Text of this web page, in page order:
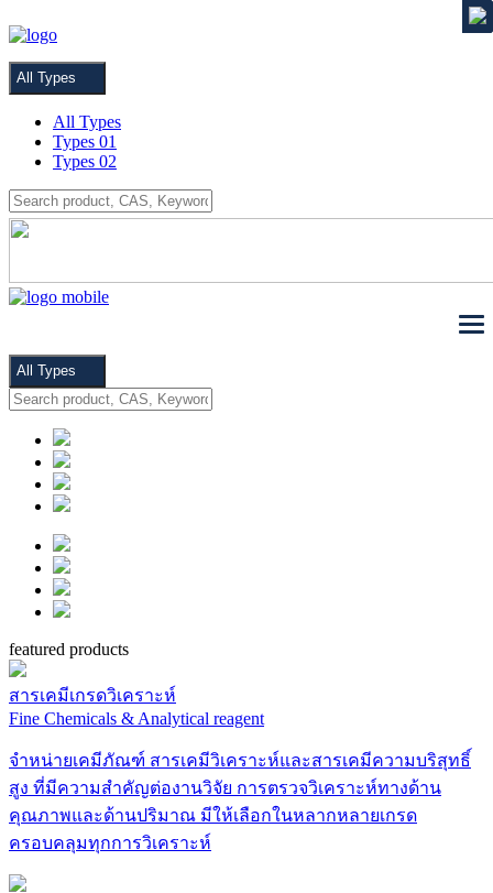
All Types
All Types
Types 01
Types 02
All Types
featured products
สารเคมีเกรดวิเคราะห์
Fine Chemicals & Analytical reagent
จำหน่ายเคมีภัณฑ์ สารเคมีวิเคราะห์และสารเคมีความบริสุทธิ์
สูง ที่มีความสำคัญต่องานวิจัย การตรวจวิเคราะห์ทางด้าน
คุณภาพและด้านปริมาณ มีให้เลือกในหลากหลายเกรด
ครอบคลุมทุกการวิเคราะห์